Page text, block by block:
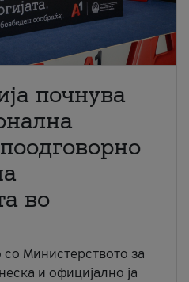
почнува
во
со Министерството за
и официјално ја